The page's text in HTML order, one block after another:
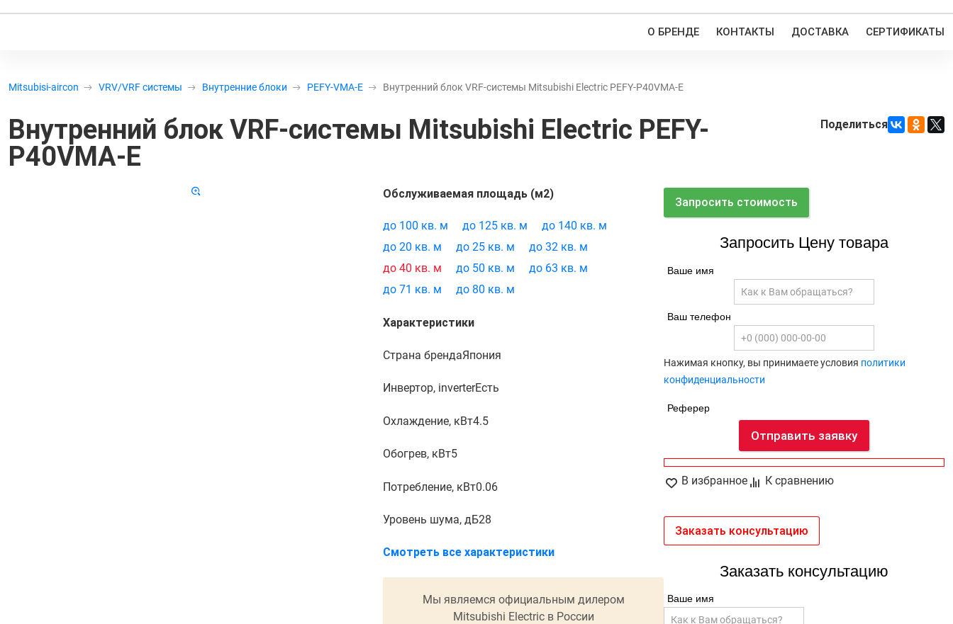
О БРЕНДЕ КОНТАКТЫ ДОСТАВКА СЕРТИФИКАТЫ
Mitsubisi-aircon VRV/VRF системы Внутренние блоки PEFY-VMA-E Внутренний блок VRF-системы Mitsubishi Electric PEFY-P40VMA-E
Внутренний блок VRF-системы Mitsubishi Electric PEFY-
P40VMA-E
Поделиться
Запросить стоимость
Запросить Цену товара
Ваше имя
Ваш телефон
Нажимая кнопку, вы принимаете условия политики
конфиденциальности
Реферер
Отправить заявку
В избранное К сравнению
Заказать консультацию
Заказать консультацию
Ваше имя
Обслуживаемая площадь (м2)
до 100 кв. м до 125 кв. м
до 140 кв. м
до 20 кв. м
до 25 кв. м
до 32 кв. м
до 40 кв. м
до 50 кв. м
до 63 кв. м
до 71 кв. м
до 80 кв. м
Характеристики
Страна брендаЯпония
Инвертор, inverterЕсть
Охлаждение, кВт4.5
Обогрев, кВт5
Потребление, кВт0.06
Уровень шума, дБ28
Смотреть все характеристики
Мы являемся официальным дилером
Mitsubishi Electric в России